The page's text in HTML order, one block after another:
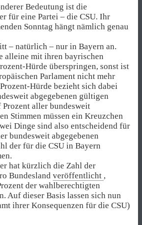
Bedeutung ist die
für eine Partei – die CSU. Ihr
Sonntag hängt nämlich genau
– natürlich – nur in Bayern an.
alleine mit ihren bayrischen
Hürde überspringen, sonst ist
Parlament nicht mehr
Hürde bezieht sich dabei
abgegebenen gültigen
aller bundesweit
Stimmen müssen ein Kreuzchen
Dinge sind also entscheidend für
bundesweit abgegebenen
der für die CSU in Bayern
hat kürzlich die Zahl der
Bundesland veröffentlicht ,
der wahlberechtigten
Auf dieser Basis lassen sich nun
ihrer Konsequenzen für die CSU)